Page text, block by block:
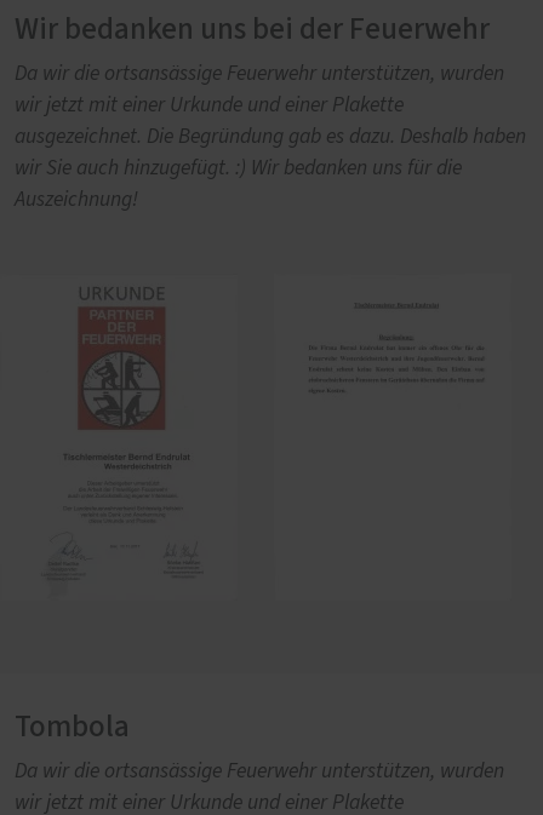
Wir bedanken uns bei der Feuerwehr
Da wir die ortsansässige Feuerwehr unterstützen, wurden
wir jetzt mit einer Urkunde und einer Plakette
ausgezeichnet. Die Begründung gab es dazu. Deshalb haben
wir Sie auch hinzugefügt. :) Wir bedanken uns für die
Auszeichnung!
Tombola
Da wir die ortsansässige Feuerwehr unterstützen, wurden
wir jetzt mit einer Urkunde und einer Plakette